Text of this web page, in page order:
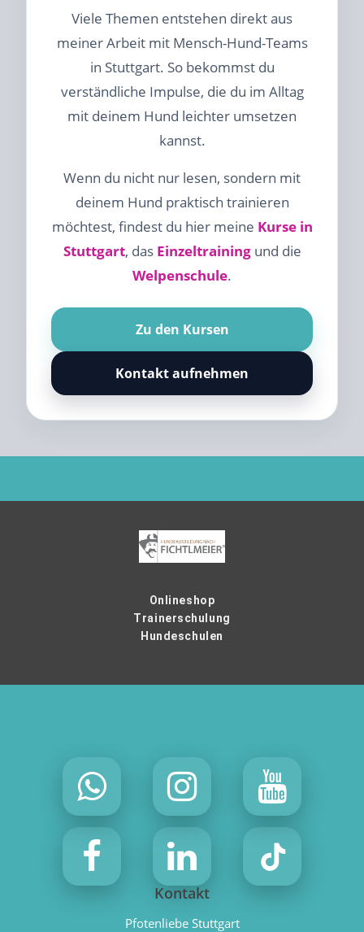
Viele Themen entstehen direkt aus
meiner Arbeit mit Mensch-Hund-Teams
in Stuttgart. So bekommst du
verständliche Impulse, die du im Alltag
mit deinem Hund leichter umsetzen
kannst.
Wenn du nicht nur lesen, sondern mit
deinem Hund praktisch trainieren
möchtest, findest du hier meine Kurse in
Stuttgart, das Einzeltrainingund die
Welpenschule.
Zu den Kursen
Kontakt aufnehmen
Onlineshop
Trainerschulung
Hundeschulen
Kontakt
Pfotenliebe Stuttgart